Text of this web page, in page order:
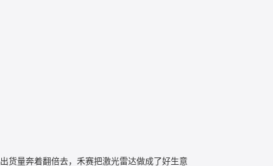
出货量奔着翻倍去，禾赛把激光雷达做成了好生意